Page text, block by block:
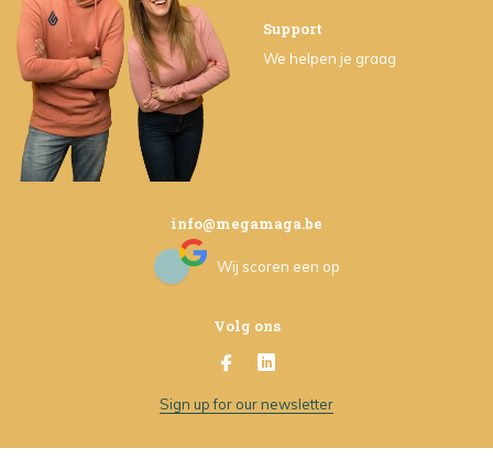
Support
We helpen je graag
info@megamaga.be
Wij scoren een op
Volg ons
Sign up for our newsletter